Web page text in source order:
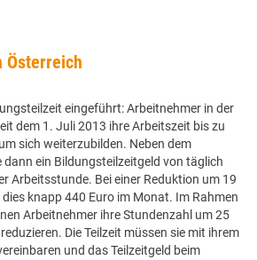
Österreich
eingeführt: Arbeitnehmer in der
dem 1. Juli 2013 ihre Arbeitszeit bis zu
sich weiterzubilden. Neben dem
ein Bildungsteilzeitgeld von täglich
Arbeitsstunde. Bei einer Reduktion um 19
knapp 440 Euro im Monat. Im Rahmen
Arbeitnehmer ihre Stundenzahl um 25
Die Teilzeit müssen sie mit ihrem
und das Teilzeitgeld beim